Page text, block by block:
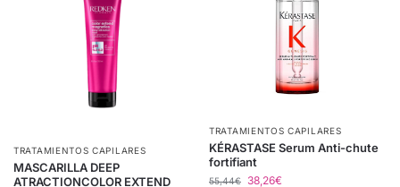
TRATAMIENTOS CAPILARES
MASCARILLA DEEP
ATRACTIONCOLOR EXTEND
TRATAMIENTOS CAPILARES
KÉRASTASE Serum Anti-chute
fortifiant
55,44€ 38,26€